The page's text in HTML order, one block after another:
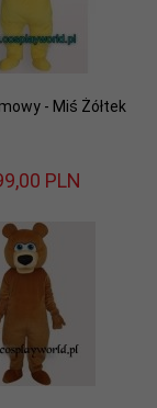
- Miś Żółtek
00 PLN